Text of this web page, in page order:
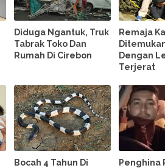
Diduga Ngantuk, Truk
Tabrak Toko Dan
Rumah Di Cirebon
Remaja
Dengan
Terjerat
Bocah 4 Tahun Di
Penghina